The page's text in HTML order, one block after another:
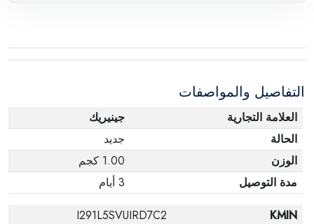
التفاصيل والمواصفات
العلامة التجارية
جينيريك
الحالة
جديد
الوزن
1.00 كجم
مدة التوصيل
3 أيام
KMIN
I291L5SVUIRD7C2